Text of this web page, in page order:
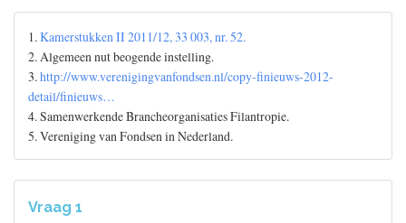
1.Kamerstukken II 2011/12, 33 003, nr. 52.
2. Algemeen nut beogende instelling.
3.http://www.verenigingvanfondsen.nl/copy-finieuws-2012-
detail/finieuws…
4. Samenwerkende Brancheorganisaties Filantropie.
5. Vereniging van Fondsen in Nederland.
Vraag 1